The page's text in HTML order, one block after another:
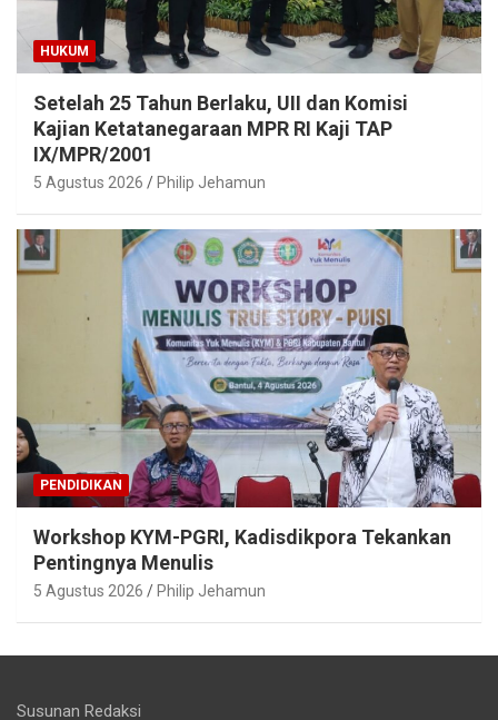
HUKUM
Setelah 25 Tahun Berlaku, UII dan Komisi
Kajian Ketatanegaraan MPR RI Kaji TAP
IX/MPR/2001
5 Agustus 2026 Philip Jehamun
PENDIDIKAN
Workshop KYM-PGRI, Kadisdikpora Tekankan
Pentingnya Menulis
5 Agustus 2026 Philip Jehamun
Susunan Redaksi